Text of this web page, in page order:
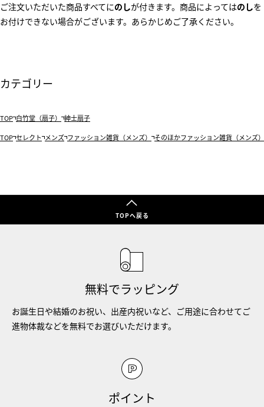
ご注文いただいた商品すべてにのしが付きます。商品によってはのしを
お付けできない場合がございます。あらかじめご了承ください。
カテゴリー
TOP 白竹堂（扇子） 紳士扇子
TOP セレクト メンズ ファッション雑貨（メンズ） そのほかファッション雑貨（メンズ）
TOPへ戻る
無料でラッピング
お誕生日や結婚のお祝い、出産内祝いなど、ご用途に合わせてご
進物体裁などを無料でお選びいただけます。
ポイント